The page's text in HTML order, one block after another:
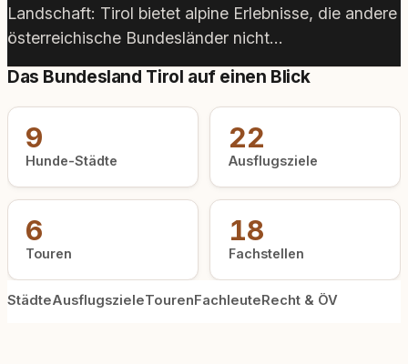
Landschaft: Tirol bietet alpine Erlebnisse, die andere
österreichische Bundesländer nicht…
Das Bundesland Tirol auf einen Blick
9
Hunde-Städte
22
Ausflugsziele
6
Touren
18
Fachstellen
StädteAusflugszieleTourenFachleuteRecht & ÖV